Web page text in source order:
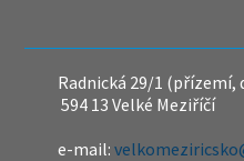
Radnická 29/1 (přízemí,
594 13 Velké Meziříčí
e-mail: